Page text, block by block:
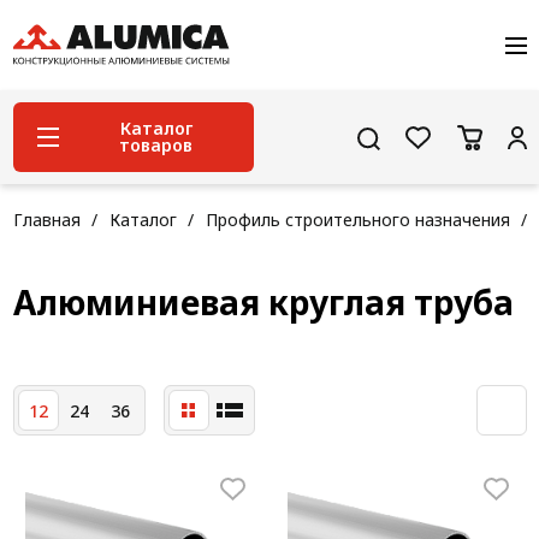
О компании
Услуги
Сервис и поддержка
Проекты
Контакты
Каталог
товаров
Система конструкционного алюминиевого
профиля
Конвейерная фурнитура
Система линейного перемещения NEW!
Главная Каталог Профиль строительного назначения
Алюминиевая круглая труба
12 24 36